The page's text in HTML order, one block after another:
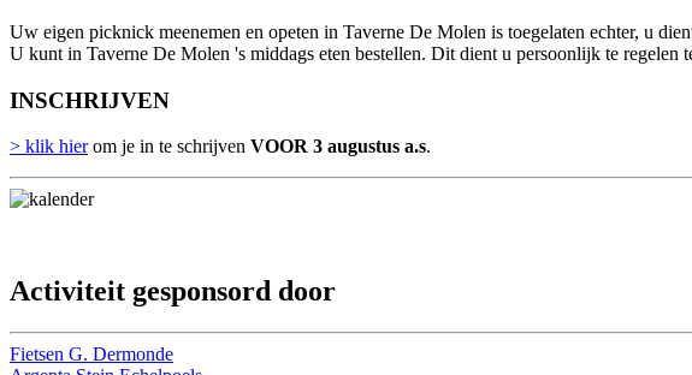
Uw eigen picknick meenemen en opeten in Taverne De Molen is toegelaten echter, u
U kunt in Taverne De Molen 's middags eten bestellen. Dit dient u persoonlijk te regelen
INSCHRIJVEN
> klik hierom je in te schrijven VOOR 3 augustus a.s.
Activiteit gesponsord door
Fietsen G. Dermonde